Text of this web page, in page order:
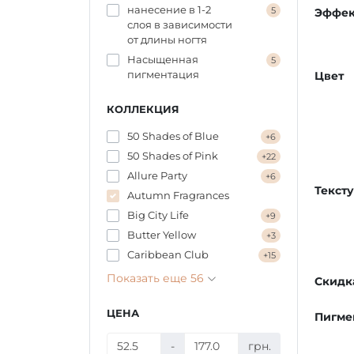
нанесение в 1-2
слоя в зависимости
от длины ногтя
5
Насыщенная
пигментация
5
КОЛЛЕКЦИЯ
50 Shades of Blue +6
50 Shades of Pink +22
Allure Party +6
Autumn Fragrances
Big City Life
+9
Butter Yellow +3
Caribbean Сlub +15
Показать еще 56
ЦЕНА
- грн.
Цвет